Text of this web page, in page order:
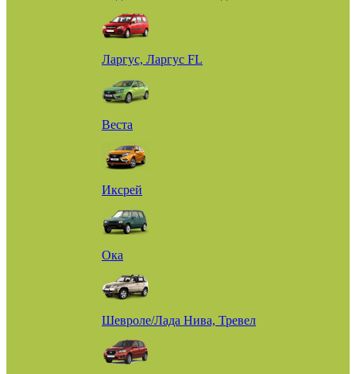
Ларгус, Ларгус FL
Веста
Иксрей
Ока
Шевроле/Лада Нива, Тревел